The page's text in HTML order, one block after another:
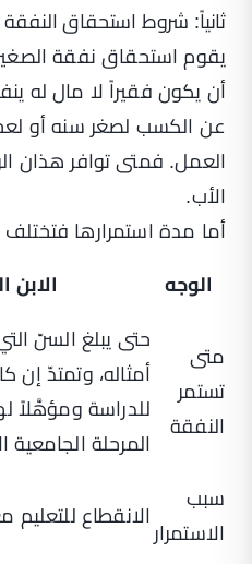
ثانياً: شروط استحقاق
يقوم استحقاق نفقة
أن يكون فقيراً لا مال له
عن الكسب لصغر سنه أو
العمل. فمتى توافر هذان
الأب.
أما مدة استمرارها فتختلف
الوجه الابن
متى
تستمر
النفقة
حتى يبلغ السنّ
أمثاله، وتمتدّ إن
للدراسة ومؤهَّلاً
المرحلة الجامعية
سبب
الاستمرار
الانقطاع للتعليم